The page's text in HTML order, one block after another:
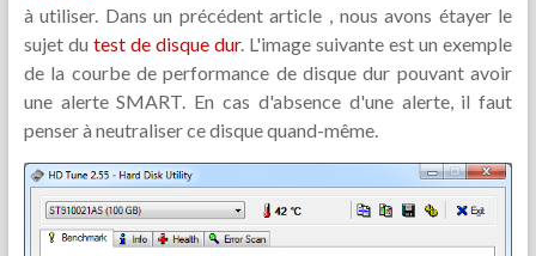
à utiliser. Dans un précédent article , nous avons étayer le
sujet du test de disque dur. L'image suivante est un exemple
de la courbe de performance de disque dur pouvant avoir
une alerte SMART. En cas d'absence d'une alerte, il faut
penser à neutraliser ce disque quand-même.